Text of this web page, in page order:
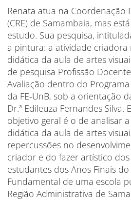
Renata atua na Coordenação
(CRE) de Samambaia, mas
estudo. Sua pesquisa,
a pintura: a atividade criadora
didática da aula de artes
de pesquisa Profissão
Avaliação dentro do
da FE-UnB, sob a orientação
Dr.ª Edileuza Fernandes Silva.
objetivo geral é o de analisar
didática da aula de artes
repercussões no
criador e do fazer artístico
estudantes dos Anos Finais do
Fundamental de uma escola
Região Administrativa de